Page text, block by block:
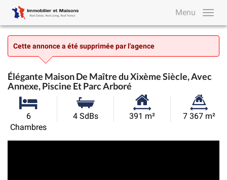
Menu
Cette annonce a été supprimée par l'agence
Élégante Maison De Maître du Xixème Siècle, Avec
Annexe, Piscine Et Parc Arboré
6
Chambres
4 SdBs
Surface
391 m²
Superficie
7 367 m²